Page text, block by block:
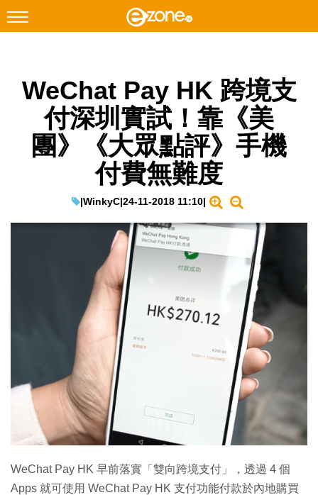
Facebook Instagram
科技焦點
網絡生活
EduTech
生成式AI與雲端應用
Enterprise Digital Transformation
WeChat Pay HK 跨境支
付深圳實試！靠《美
團》《大眾點評》手機
付費無難度
|WinkyC|24-11-2018 11:10|
WeChat Pay HK 早前落實「雙向跨境支付」，透過 4 個
Apps 就可使用 WeChat Pay HK 支付功能付款於內地購買